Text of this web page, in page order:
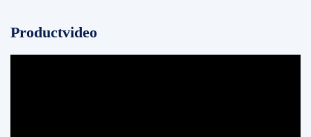
Productvideo